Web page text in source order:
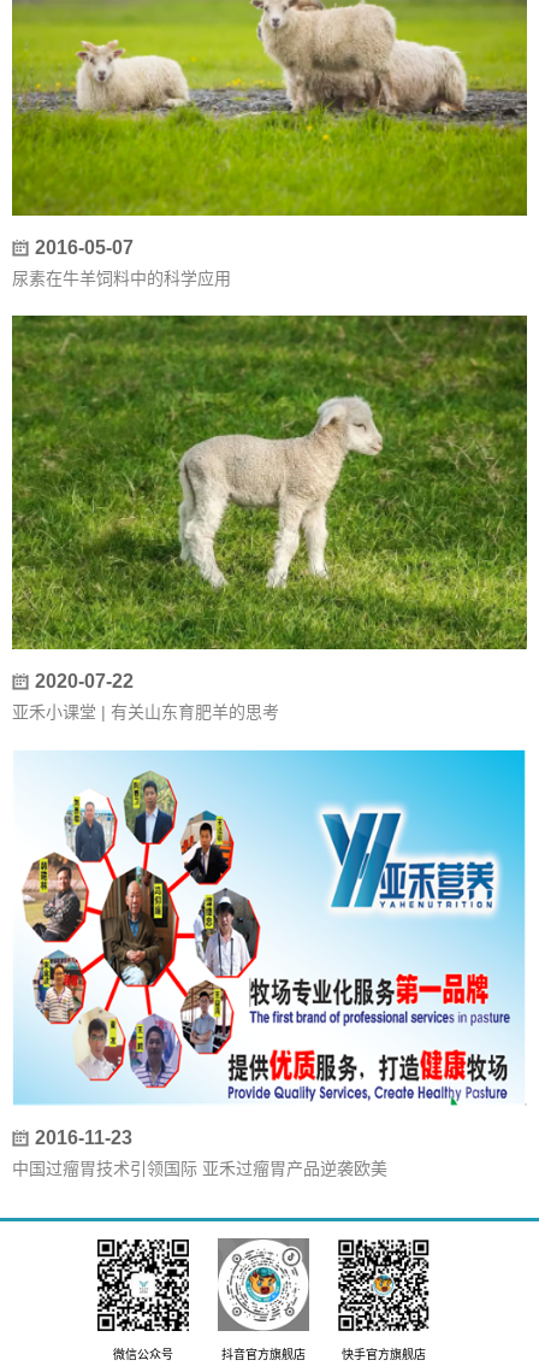
2016-05-07
尿素在牛羊饲料中的科学应用
2020-07-22
亚禾小课堂 | 有关山东育肥羊的思考
2016-11-23
中国过瘤胃技术引领国际 亚禾过瘤胃产品逆袭欧美
微信公众号 抖音官方旗舰店 快手官方旗舰店